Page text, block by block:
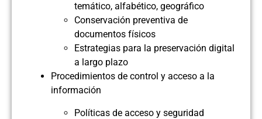
temático, alfabético, geográfico
Conservación preventiva de
documentos físicos
Estrategias para la preservación digital
a largo plazo
Procedimientos de control y acceso a la
información
Políticas de acceso y seguridad